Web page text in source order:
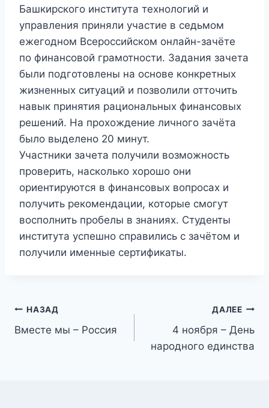
Башкирского института технологий и
управления приняли участие в седьмом
ежегодном Всероссийском онлайн-зачёте
по финансовой грамотности. Задания зачета
были подготовлены на основе конкретных
жизненных ситуаций и позволили отточить
навык принятия рациональных финансовых
решений. На прохождение личного зачёта
было выделено 20 минут.
Участники зачета получили возможность
проверить, насколько хорошо они
ориентируются в финансовых вопросах и
получить рекомендации, которые смогут
восполнить пробелы в знаниях. Студенты
института успешно справились с зачётом и
получили именные сертификаты.
Навигация
по
НАЗАД
Вместе мы – Россия
ДАЛЕЕ
4 ноября – День
народного единства